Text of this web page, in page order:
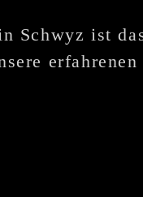
Schwyz ist